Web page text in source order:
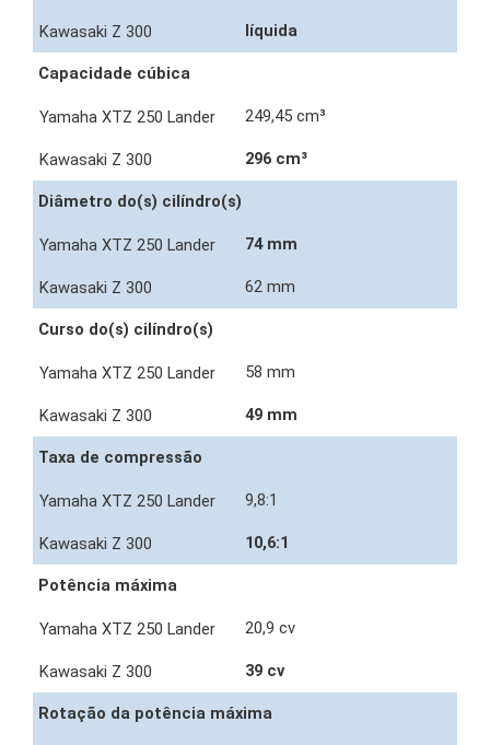
líquida
Capacidade cúbica
249,45 cm³
296 cm³
Diâmetro do(s) cilíndro(s)
74 mm
62 mm
Curso do(s) cilíndro(s)
58 mm
49 mm
Taxa de compressão
9,8:1
10,6:1
Potência máxima
20,9 cv
39 cv
Rotação da potência máxima